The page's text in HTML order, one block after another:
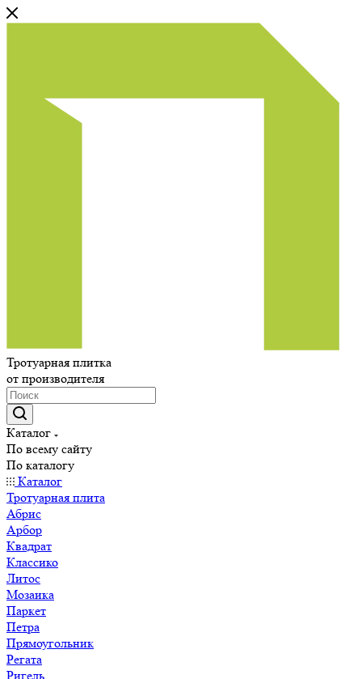
Тротуарная плитка
от производителя
Каталог
По всему сайту
По каталогу
Каталог
Тротуарная плита
Абрис
Арбор
Квадрат
Классико
Литос
Мозаика
Паркет
Петра
Прямоугольник
Регата
Ригель